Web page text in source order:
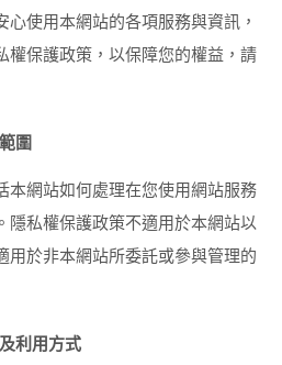
使用本網站的各項服務與資訊，
權保護政策，以保障您的權益，請
圍
本網站如何處理在您使用網站服務
隱私權保護政策不適用於本網站以
用於非本網站所委託或參與管理的
利用方式